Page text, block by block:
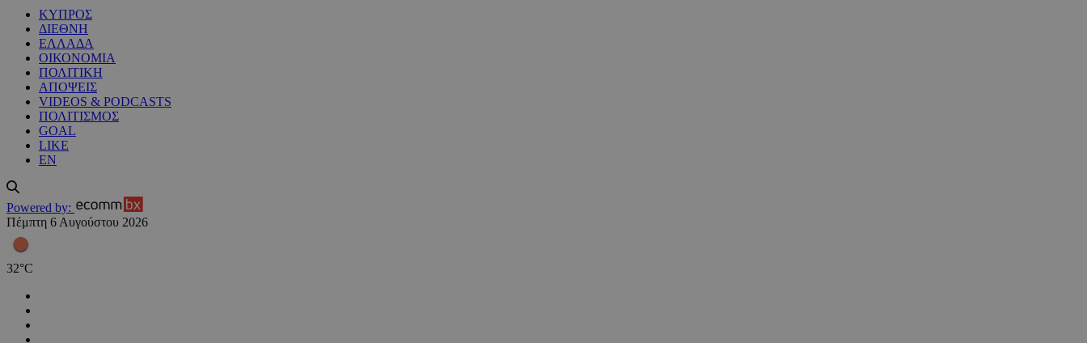
ΚΥΠΡΟΣ
ΔΙΕΘΝΗ
ΕΛΛΑΔΑ
ΟΙΚΟΝΟΜΙΑ
ΠΟΛΙΤΙΚΗ
ΑΠΟΨΕΙΣ
VIDEOS & PODCASTS
ΠΟΛΙΤΙΣΜΟΣ
GOAL
LIKE
EN
Powered by:
Πέμπτη 6 Αυγούστου 2026
32°C